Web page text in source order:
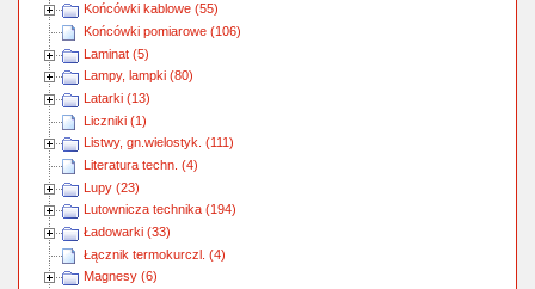
Końcówki kablowe (55)
Końcówki pomiarowe (106)
Laminat (5)
Lampy, lampki (80)
Latarki (13)
Liczniki (1)
Listwy, gn.wielostyk. (111)
Literatura techn. (4)
Lupy (23)
Lutownicza technika (194)
Ładowarki (33)
Łącznik termokurczl. (4)
Magnesy (6)